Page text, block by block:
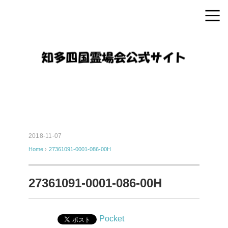
2018-11-07
Home › 27361091-0001-086-00H
27361091-0001-086-00H
Pocket